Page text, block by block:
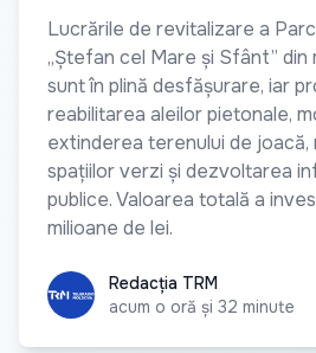
Lucrările de revitalizare a
„Ștefan cel Mare și Sfânt” din
sunt în plină desfășurare, iar
reabilitarea aleilor pietonale,
extinderea terenului de joacă,
spațiilor verzi și dezvoltarea
publice. Valoarea totală a
milioane de lei.
Redacția TRM
Redacția TRM
acum o oră și 32 minute